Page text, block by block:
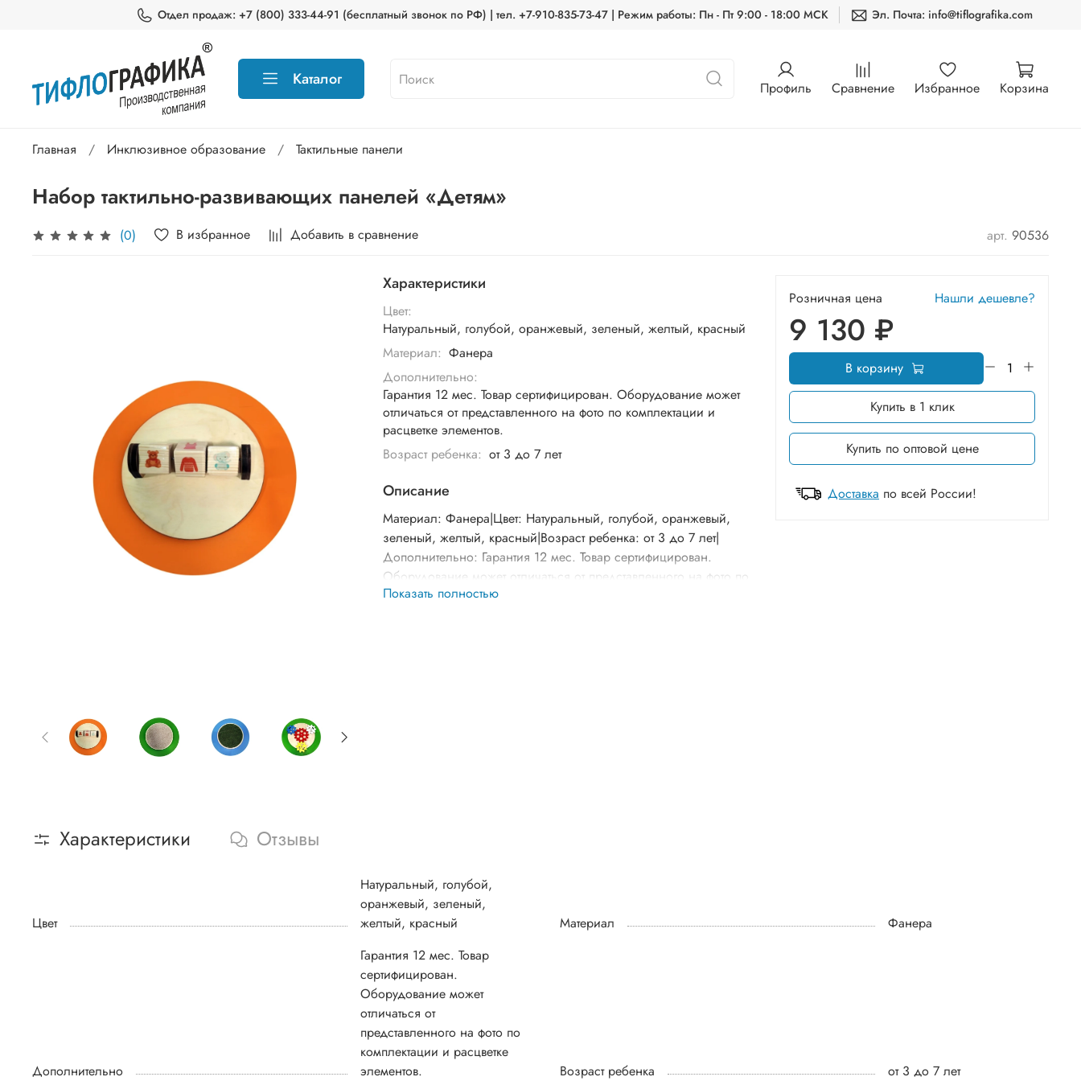
Отдел продаж: +7 (800) 333-44-91 (бесплатный звонок по РФ) | тел. +7-910-835-73-47 | Режим работы: Пн - Пт 9:00 - 18:00 МСК Эл. Почта: info@tiflografika.com
Каталог Профиль Сравнение Избранное Корзина
Главная Инклюзивное образование Тактильные панели
Набор тактильно-развивающих панелей «Детям»
(0) В избранное Добавить в сравнение арт. 90536
Характеристики
Цвет:
Натуральный, голубой, оранжевый, зеленый, желтый, красный
Материал: Фанера
Дополнительно:
Гарантия 12 мес. Товар сертифицирован. Оборудование может
отличаться от представленного на фото по комплектации и
расцветке элементов.
Возраст ребенка: от 3 до 7 лет
Описание
Материал: Фанера|Цвет: Натуральный, голубой, оранжевый,
зеленый, желтый, красный|Возраст ребенка: от 3 до 7 лет|
Дополнительно: Гарантия 12 мес. Товар сертифицирован.
Оборудование может отличаться от представленного на фото по
комплектации и расцветке элементов.
Показать полностью
Розничная цена Нашли дешевле?
9 130 ₽
В корзину
Купить в 1 клик
Купить по оптовой цене
Доставка по всей России!
Характеристики Отзывы
Цвет
Натуральный, голубой,
оранжевый, зеленый,
желтый, красный
Материал Фанера
Дополнительно
Гарантия 12 мес. Товар
сертифицирован.
Оборудование может
отличаться от
представленного на фото по
комплектации и расцветке
элементов.
Возраст ребенка от 3 до 7 лет